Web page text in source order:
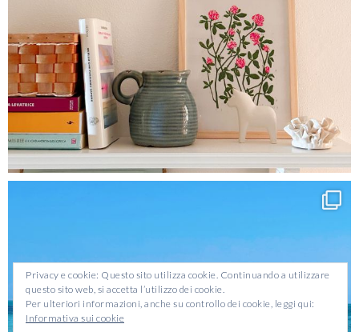
Privacy e cookie: Questo sito utilizza cookie. Continuando a utilizzare
questo sito web, si accetta l’utilizzo dei cookie.
Per ulteriori informazioni, anche su controllo dei cookie, leggi qui:
Informativa sui cookie